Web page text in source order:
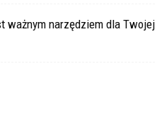
ważnym narzędziem dla Twojej